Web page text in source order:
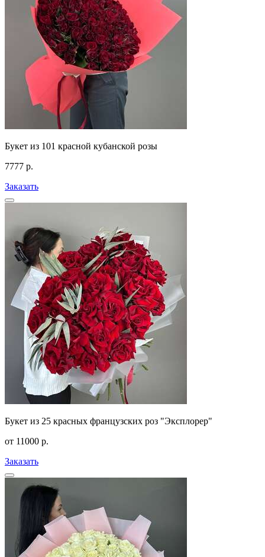
Букет из 101 красной кубанской розы
7777 р.
Заказать
Букет из 25 красных французских роз "Эксплорер"
от 11000 р.
Заказать